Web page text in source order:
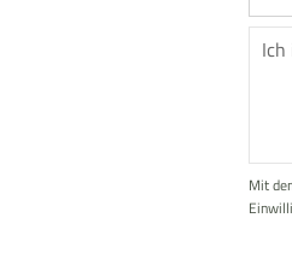
Mit